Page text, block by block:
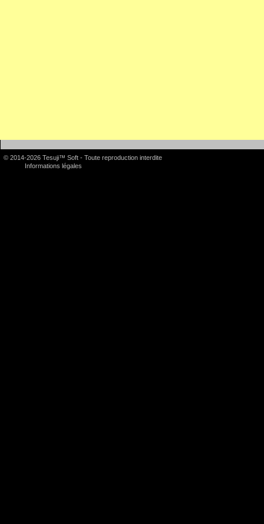
© 2014-2026 Tesuji™ Soft - Toute reproduction interdite
Informations légales